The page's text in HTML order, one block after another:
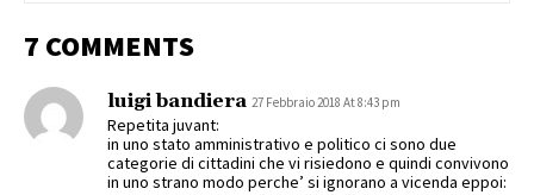
7 COMMENTS
luigi bandiera 27 Febbraio 2018 At 8:43 pm
Repetita juvant:
in uno stato amministrativo e politico ci sono due
categorie di cittadini che vi risiedono e quindi convivono
in uno strano modo perche’ si ignorano a vicenda eppoi: